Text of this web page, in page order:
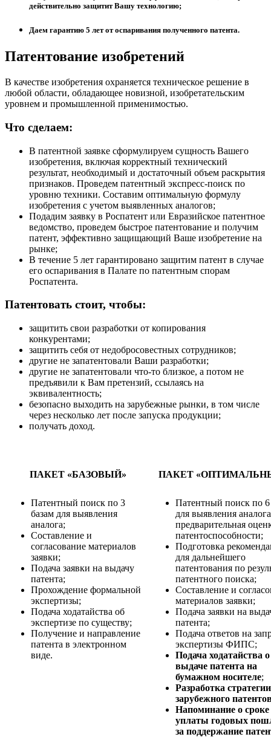
действительно защитит Вашу технологию;
Даем гарантию 5 лет от оспаривания полученного патента.
Патентование изобретений
В качестве изобретения охраняется техническое решение в
любой области, обладающее новизной, изобретательским
уровнем и промышленной применимостью.
Что сделаем:
В патентной заявке сформулируем сущность Вашего
изобретения, включая корректный технический
результат, необходимый и достаточный объем раскрытия
признаков. Проведем патентный экспресс-поиск по
уровню техники. Составим оптимальную формулу
изобретения с учетом выявленных аналогов;
Подадим заявку в Роспатент или Евразийское патентное
ведомство, проведем быстрое патентование и получим
патент, эффективно защищающий Ваше изобретение на
рынке;
В течение 5 лет гарантировано защитим патент в случае
его оспаривания в Палате по патентным спорам
Роспатента.
Патентовать стоит, чтобы:
защитить свои разработки от копирования
конкурентами;
защитить себя от недобросовестных сотрудников;
другие не запатентовали Ваши разработки;
другие не запатентовали что-то близкое, а потом не
предъявили к Вам претензий, ссылаясь на
эквивалентность;
безопасно выходить на зарубежные рынки, в том числе
через несколько лет после запуска продукции;
получать доход.
ПАКЕТ «БАЗОВЫЙ» ПАКЕТ
Патентный поиск по 3
базам для выявления
аналога;
Составление и
согласование материалов
заявки;
Подача заявки на выдачу
патента;
Прохождение формальной
экспертизы;
Подача ходатайства об
экспертизе по существу;
Получение и направление
патента в электронном
виде.
Патентный поиск по 6
для выявления
предварительная
патентоспособности;
Подготовка
для дальнейшего
патентования по
патентного поиска;
Составление и
материалов заявки;
Подача заявки на
патента;
Подача ответов на
экспертизы ФИПС;
Подача ходатайства о
выдаче патента на
бумажном носителе;
Разработка стратегии
зарубежного
Напоминание о сроке
уплаты годовых
за поддержание